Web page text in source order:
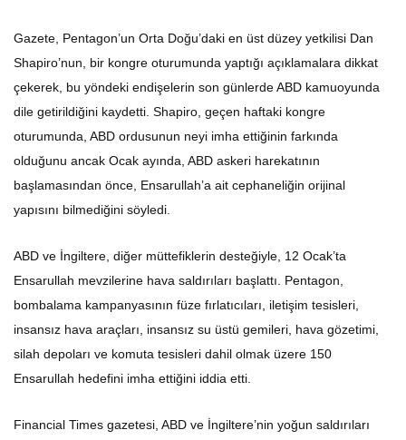
Gazete, Pentagon’un Orta Doğu’daki en üst düzey yetkilisi Dan
Shapiro’nun, bir kongre oturumunda yaptığı açıklamalara dikkat
çekerek, bu yöndeki endişelerin son günlerde ABD kamuoyunda
dile getirildiğini kaydetti. Shapiro, geçen haftaki kongre
oturumunda, ABD ordusunun neyi imha ettiğinin farkında
olduğunu ancak Ocak ayında, ABD askeri harekatının
başlamasından önce, Ensarullah’a ait cephaneliğin orijinal
yapısını bilmediğini söyledi.
ABD ve İngiltere, diğer müttefiklerin desteğiyle, 12 Ocak’ta
Ensarullah mevzilerine hava saldırıları başlattı. Pentagon,
bombalama kampanyasının füze fırlatıcıları, iletişim tesisleri,
insansız hava araçları, insansız su üstü gemileri, hava gözetimi,
silah depoları ve komuta tesisleri dahil olmak üzere 150
Ensarullah hedefini imha ettiğini iddia etti.
Financial Times gazetesi, ABD ve İngiltere’nin yoğun saldırıları